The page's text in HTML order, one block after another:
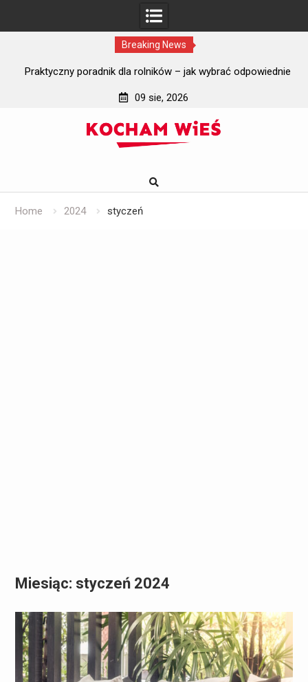
Breaking News
Praktyczny poradnik dla rolników – jak wybrać odpowiednie
09 sie, 2026
Home 2024 styczeń
Miesiąc: styczeń 2024